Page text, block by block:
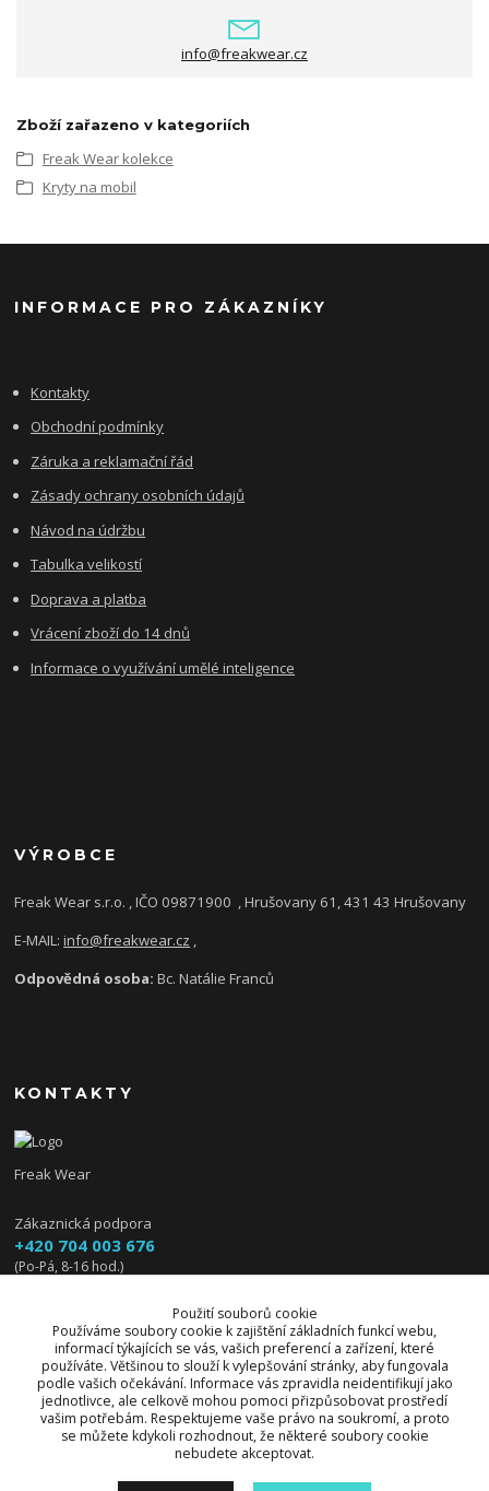
info@freakwear.cz
Zboží zařazeno v kategoriích
Freak Wear kolekce
Kryty na mobil
INFORMACE PRO ZÁKAZNÍKY
Kontakty
Obchodní podmínky
Záruka a reklamační řád
Zásady ochrany osobních údajů
Návod na údržbu
Tabulka velikostí
Doprava a platba
Vrácení zboží do 14 dnů
Informace o využívání umělé inteligence
VÝROBCE
Freak Wear s.r.o. , IČO 09871900 , Hrušovany 61, 431 43 Hrušovany
E-MAIL:info@freakwear.cz ,
Odpovědná osoba:Bc. Natálie Franců
KONTAKTY
Freak Wear
Zákaznická podpora
+420 704 003 676
(Po-Pá, 8-16 hod.)
info@freakwear.czPoužití souborů cookie
Používáme soubory cookie k zajištění základních funkcí webu,
informací týkajících se vás, vašich preferencí a zařízení, které
používáte. Většinou to slouží k vylepšování stránky, aby fungovala
podle vašich očekávání. Informace vás zpravidla neidentifikují jako
jednotlivce, ale celkově mohou pomoci přizpůsobovat prostředí
vašim potřebám. Respektujeme vaše právo na soukromí, a proto
se můžete kdykoli rozhodnout, že některé soubory cookie
nebudete akceptovat.